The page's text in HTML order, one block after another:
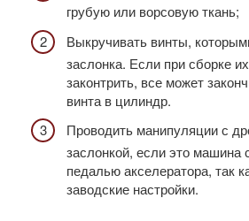
грубую или ворсовую ткань;
Выкручивать винты,
заслонка. Если при сборке
законтрить, все может
винта в цилиндр.
Проводить манипуляции с
заслонкой, если это машина
педалью акселератора, так
заводские настройки.